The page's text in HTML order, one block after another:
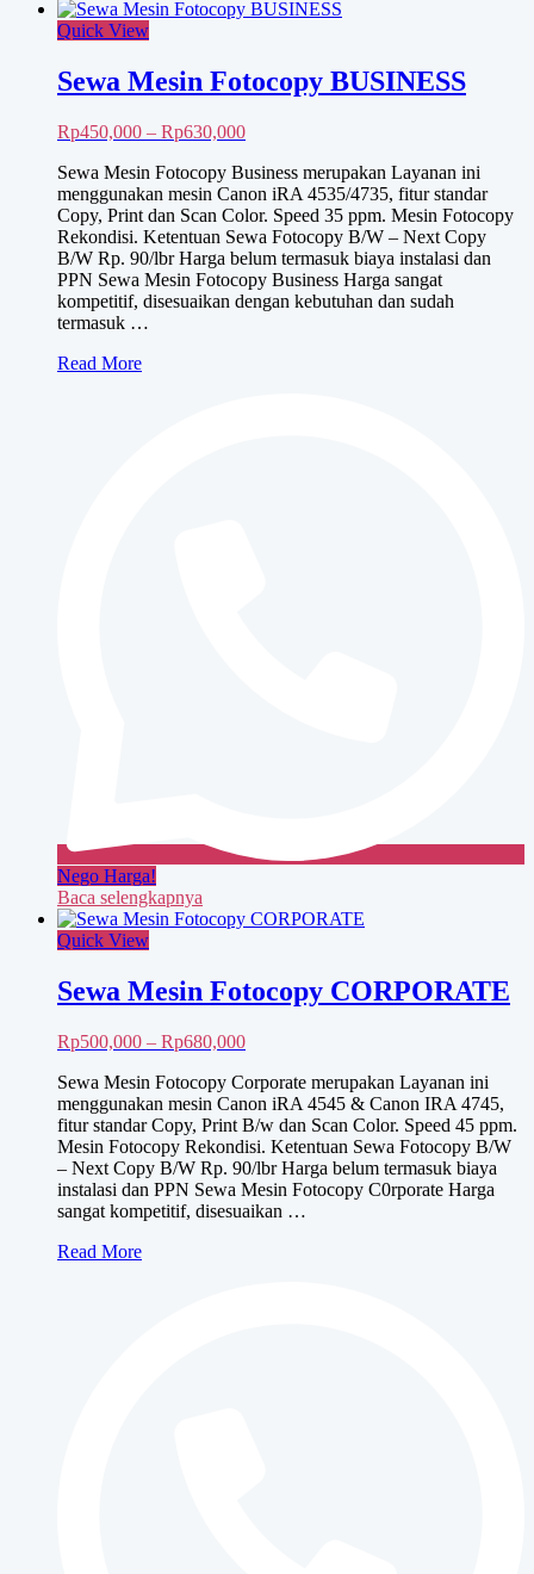
Quick View
Sewa Mesin Fotocopy BUSINESS
Rp450,000 – Rp630,000Rentang
Rp450,000
hingga
Rp630,000
Sewa Mesin Fotocopy Business merupakan Layanan ini
menggunakan mesin Canon iRA 4535/4735, fitur standar
Copy, Print dan Scan Color. Speed 35 ppm. Mesin Fotocopy
Rekondisi. Ketentuan Sewa Fotocopy B/W – Next Copy
B/W Rp. 90/lbr Harga belum termasuk biaya instalasi dan
PPN Sewa Mesin Fotocopy Business Harga sangat
kompetitif, disesuaikan dengan kebutuhan dan sudah
termasuk …
Sewa
Read More
Nego Harga!
Baca selengkapnya
Quick View
Sewa Mesin Fotocopy CORPORATE
Rp500,000 – Rp680,000Rentang
Rp500,000
hingga
Rp680,000
Sewa Mesin Fotocopy Corporate merupakan Layanan ini
menggunakan mesin Canon iRA 4545 & Canon IRA 4745,
fitur standar Copy, Print B/w dan Scan Color. Speed 45 ppm.
Mesin Fotocopy Rekondisi. Ketentuan Sewa Fotocopy B/W
– Next Copy B/W Rp. 90/lbr Harga belum termasuk biaya
instalasi dan PPN Sewa Mesin Fotocopy C0rporate Harga
sangat kompetitif, disesuaikan …
Sewa
Read More